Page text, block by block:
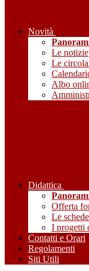
Novità
Le notizie
Le
Albo
Didattica
Offerta
Le
I progetti
Contatti e Orari
Regolamenti
Siti Utili